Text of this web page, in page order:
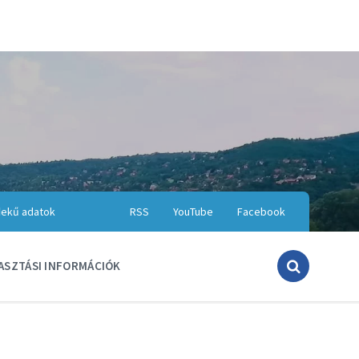
Facebook
YouTube
RSS
adatok
INFORMÁCIÓK